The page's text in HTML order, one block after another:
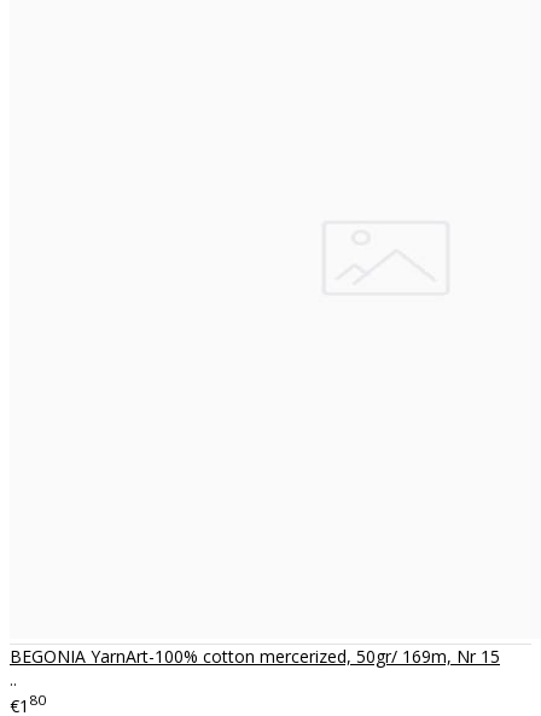
BEGONIA YarnArt-100% cotton mercerized, 50gr/ 169m, Nr 15
..
€1 80